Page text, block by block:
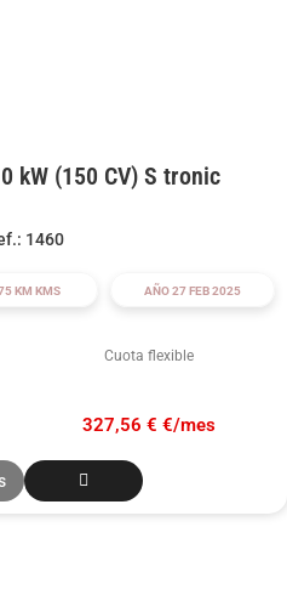
kW (150 CV) S tronic
1460
KM KMS AÑO 27 FEB 2025
Cuota flexible
327,56 € €/mes